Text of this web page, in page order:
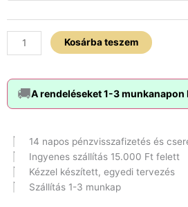
karkötő
szett
mennyiség
Kosárba teszem
🚚A rendeléseket 1-3
14 napos pénzvisszafizetés és
Ingyenes szállítás 15.000 Ft felett
Kézzel készített, egyedi tervezés
Szállítás 1-3 munkap